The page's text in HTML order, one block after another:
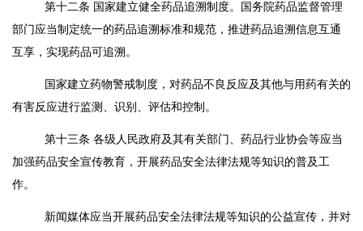
第十二条 国家建立健全药品追溯制度。国务院药品监督管理
部门应当制定统一的药品追溯标准和规范，推进药品追溯信息互通
互享，实现药品可追溯。
国家建立药物警戒制度，对药品不良反应及其他与用药有关的
有害反应进行监测、识别、评估和控制。
第十三条 各级人民政府及其有关部门、药品行业协会等应当
加强药品安全宣传教育，开展药品安全法律法规等知识的普及工
作。
新闻媒体应当开展药品安全法律法规等知识的公益宣传，并对